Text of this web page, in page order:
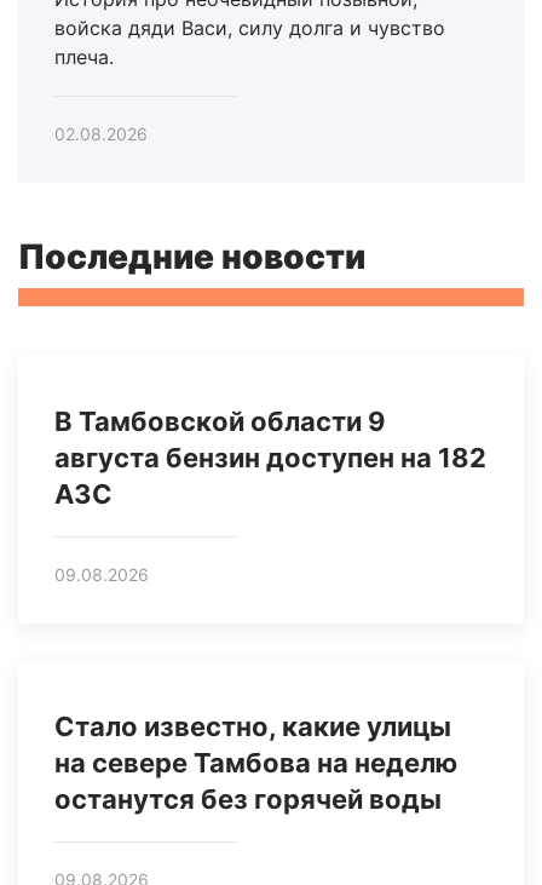
войска дяди Васи, силу долга и чувство
плеча.
02.08.2026
Последние новости
В Тамбовской области 9
августа бензин доступен на 182
АЗС
09.08.2026
Стало известно, какие улицы
на севере Тамбова на неделю
останутся без горячей воды
09.08.2026